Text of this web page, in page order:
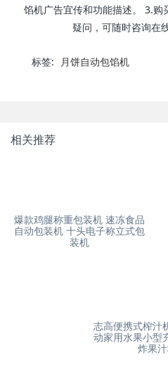
馅机广告宜传和功能描述。 3.
疑问，可随时咨询在
标签: 月饼自动包馅机
相关推荐
爆款鸡腿称重包装机 速冻食品
自动包装机 十头电子称立式包
装机
志高便携式榨汁
动家用水果小型
炸果